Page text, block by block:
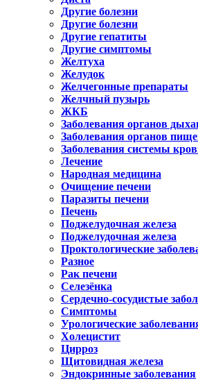
Другие болезни
Другие болезни
Другие гепатиты
Другие симптомы
Желтуха
Желудок
Желчегонные препараты
Желчный пузырь
ЖКБ
Заболевания органов
Заболевания органов
Заболевания системы
Лечение
Народная медицина
Очищение печени
Паразиты печени
Печень
Поджелудочная железа
Поджелудочная железа
Проктологические
Разное
Рак печени
Селезёнка
Сердечно-сосудистые
Симптомы
Урологические
Холецистит
Цирроз
Щитовидная железа
Эндокринные заболевания